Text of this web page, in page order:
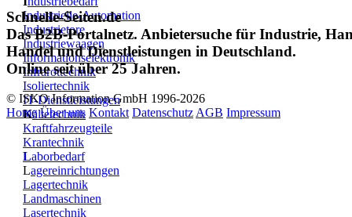
Industrielle-Automation
Industrietore
Industriewaagen
Informationselektronik
Infrarottechnik
Isoliertechnik
IT-Dienstleistungen
Kältetechnik
Kraftfahrzeugteile
Krantechnik
Laborbedarf
Lagereinrichtungen
Lagertechnik
Landmaschinen
Lasertechnik
Schnelle-Seiten.de
Das B2B-Portalnetz. Anbietersuche für Industrie,
Handel und Dienstleistungen in Deutschland.
Online seit über 25 Jahren.
© ISKO Information GmbH 1996-2026
Home Über uns Kontakt Datenschutz AGB Impressum